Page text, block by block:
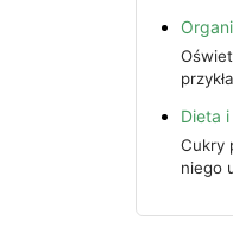
Dieta
Cukry
niego